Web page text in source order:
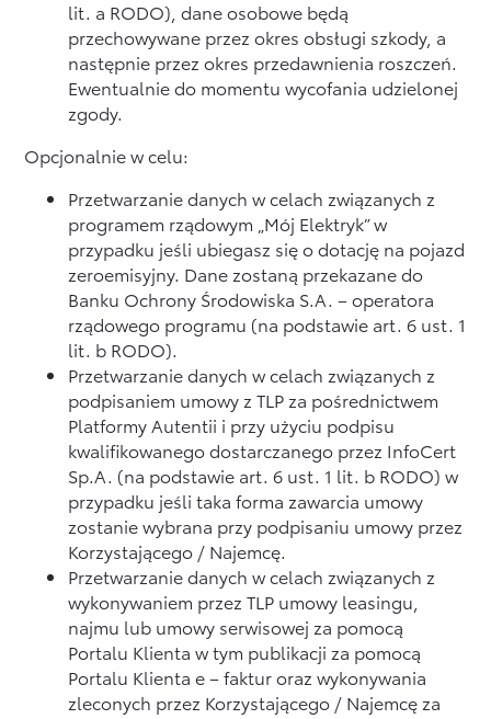
lit. a RODO), dane osobowe będą
przechowywane przez okres obsługi szkody, a
następnie przez okres przedawnienia roszczeń.
Ewentualnie do momentu wycofania udzielonej
zgody.
Opcjonalnie w celu:
Przetwarzanie danych w celach związanych z
programem rządowym „Mój Elektryk” w
przypadku jeśli ubiegasz się o dotację na pojazd
zeroemisyjny. Dane zostaną przekazane do
Banku Ochrony Środowiska S.A. – operatora
rządowego programu (na podstawie art. 6 ust. 1
lit. b RODO).
Przetwarzanie danych w celach związanych z
podpisaniem umowy z TLP za pośrednictwem
Platformy Autentii i przy użyciu podpisu
kwalifikowanego dostarczanego przez InfoCert
Sp.A. (na podstawie art. 6 ust. 1 lit. b RODO) w
przypadku jeśli taka forma zawarcia umowy
zostanie wybrana przy podpisaniu umowy przez
Korzystającego / Najemcę.
Przetwarzanie danych w celach związanych z
wykonywaniem przez TLP umowy leasingu,
najmu lub umowy serwisowej za pomocą
Portalu Klienta w tym publikacji za pomocą
Portalu Klienta e – faktur oraz wykonywania
zleconych przez Korzystającego / Najemcę za